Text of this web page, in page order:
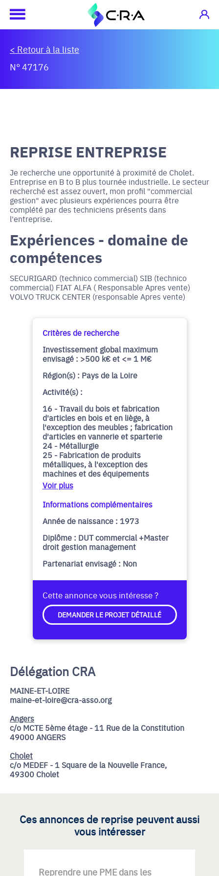
< Retour à la liste
N° 47176
REPRISE ENTREPRISE
Je recherche une opportunité à proximité de Cholet.
Entreprise en B to B plus tournée industrielle. Le secteur
recherché est assez ouvert, mon profil "commercial
gestion" avec plusieurs expériences pourra être
complété par des techniciens présents dans
l'entreprise.
Expériences - domaine de
compétences
SECURIGARD (technico commercial) SIB (technico
commercial) FIAT ALFA ( Responsable Apres vente)
VOLVO TRUCK CENTER (responsable Apres vente)
Critères de recherche
Investissement global maximum
envisagé : >500 k€ et <= 1 M€
Région(s) : Pays de la Loire
Activité(s) :
16 - Travail du bois et fabrication
d'articles en bois et en liège, à
l'exception des meubles ; fabrication
d'articles en vannerie et sparterie
24 - Métallurgie
25 - Fabrication de produits
métalliques, à l'exception des
machines et des équipements
Voir plus
Informations complémentaires
Année de naissance : 1973
Diplôme : DUT commercial +Master
droit gestion management
Partenariat envisagé : Non
Cette annonce vous intéresse ?
DEMANDER LE PROJET DÉTAILLÉ
Délégation CRA
MAINE-ET-LOIRE
maine-et-loire@cra-asso.org
Angers
c/o MCTE 5ème étage - 11 Rue de la Constitution
49000 ANGERS
Cholet
c/o MEDEF - 1 Square de la Nouvelle France,
49300 Cholet
Ces annonces de reprise peuvent aussi
vous intéresser
Reprendre une PME dans les